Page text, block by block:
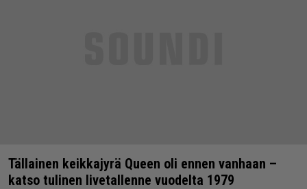
Tällainen keikkajyrä Queen oli ennen vanhaan –
katso tulinen livetallenne vuodelta 1979